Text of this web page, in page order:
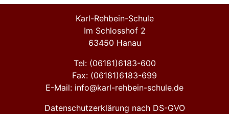
Karl-Rehbein-Schule
Im Schlosshof 2
63450 Hanau
Tel: (06181)6183-600
Fax: (06181)6183-699
E-Mail: info@karl-rehbein-schule.de
Datenschutzerklärung nach DS-GVO